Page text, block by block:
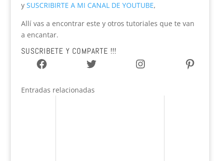
y SUSCRIBIRTE A MI CANAL DE YOUTUBE,
Allí vas a encontrar este y otros tutoriales que te van
a encantar.
SUSCRIBETE Y COMPARTE !!!
FacebookTwitter Instagram
Entradas relacionadas